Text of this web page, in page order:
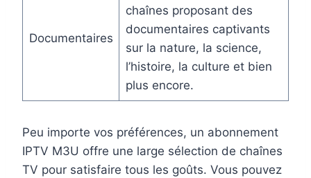
Documentaires
chaînes proposant des
documentaires captivants
sur la nature, la science,
l’histoire, la culture et bien
plus encore.
Peu importe vos préférences, un abonnement
IPTV M3U offre une large sélection de chaînes
TV pour satisfaire tous les goûts. Vous pouvez